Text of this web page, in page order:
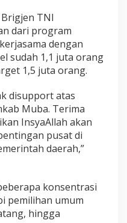
TNI
dari program
dengan
sudah 1,1 juta orang
1,5 juta orang.
disupport atas
Muba. Terima
InsyaAllah akan
pusat di
daerah,”
konsentrasi
pemilihan umum
hingga